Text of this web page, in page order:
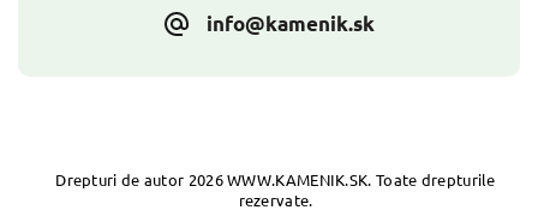
info@kamenik.sk
Drepturi de autor 2026WWW.KAMENIK.SK. Toate drepturile
rezervate.